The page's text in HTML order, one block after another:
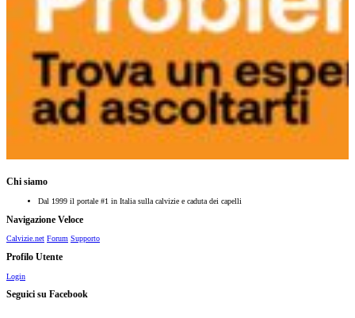
Chi siamo
Dal 1999 il portale #1 in Italia sulla calvizie e caduta dei capelli
Navigazione Veloce
Calvizie.net Forum Supporto
Profilo Utente
Login
Seguici su Facebook